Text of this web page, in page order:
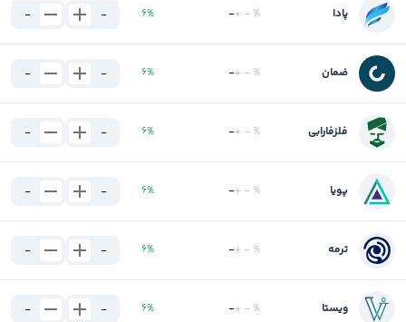
پادا -+ - %
6%
-
-
ضمان -+ - %
6%
-
-
فلزفارابی -+ - %
6%
-
-
پویا -+ - %
6%
-
-
ترمه -+ - %
6%
-
-
ویستا -+ - %
6%
-
-